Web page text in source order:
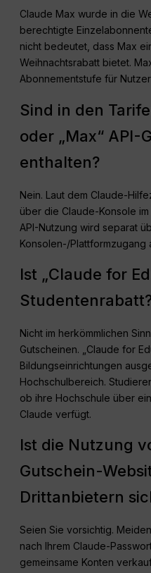
Claude Max wurde in die
berechtigte
nicht bedeutet, dass Max
Weihnachtsrabatt bietet.
Abonnementstufe für
Sind in den
oder „Max“ API-
enthalten?
Nein. Laut dem Claude-
über die Claude-Konsole
API-Nutzung wird separat
Konsolen-/Plattformzugang
Ist „Claude for
Nicht im herkömmlichen
Gutscheinen. „Claude for
Bildungseinrichtungen
Hochschulbereich.
ob ihre Hochschule über
Claude verfügt.
Ist die Nutzung
Gutschein-
Drittanbietern
Seien Sie vorsichtig.
nach Ihrem Claude-
gemeinsame Konten